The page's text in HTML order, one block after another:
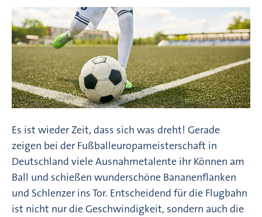
Es ist wieder Zeit, dass sich was dreht! Gerade
zeigen bei der Fußballeuropameisterschaft in
Deutschland viele Ausnahmetalente ihr Können am
Ball und schießen wunderschöne Bananenflanken
und Schlenzer ins Tor. Entscheidend für die Flugbahn
ist nicht nur die Geschwindigkeit, sondern auch die